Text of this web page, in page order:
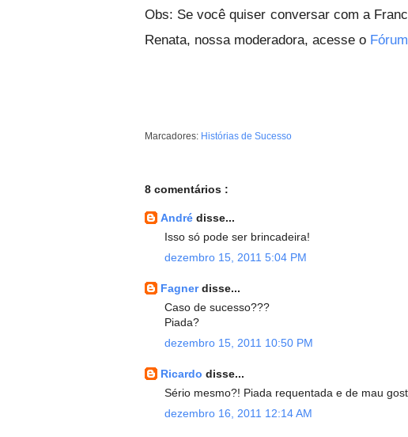
Obs: Se você quiser conversar com a
Renata, nossa moderadora, acesse o
Marcadores: Histórias de Sucesso
8 comentários :
André disse...
Isso só pode ser brincadeira!
dezembro 15, 2011 5:04 PM
Fagnerdisse...
Caso de sucesso???
Piada?
dezembro 15, 2011 10:50 PM
Ricardo disse...
Sério mesmo?! Piada requentada e de mau
dezembro 16, 2011 12:14 AM